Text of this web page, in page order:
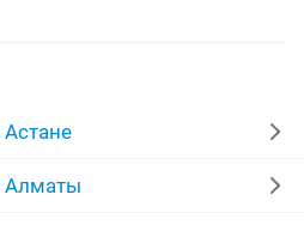
носитель языка
языка
Алматы